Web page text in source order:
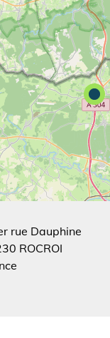
rue Dauphine
ROCROI